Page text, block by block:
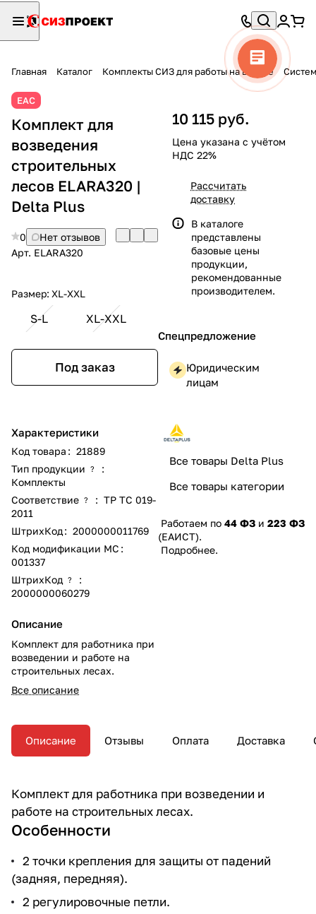
Главная Каталог Комплекты СИЗ для работы на высоте
ЕАС
Комплект для
возведения
строительных
лесов ELARA320 |
Delta Plus
0
Нет отзывов
Арт. ELARA320
Размер: XL-XXL
S-L XL-XXL
Под заказ
Характеристики
Код товара : 21889
Тип продукции
?
:
Комплекты
Соответствие ? : ТР ТС 019-
2011
ШтрихКод: 2000000011769
Код модификации МС :
001337
ШтрихКод ?
:
2000000060279
Описание
Комплект для работника при
возведении и работе на
строительных лесах.
Все описание
10 115 руб.
Цена указана с учётом
НДС 22%
Рассчитать
доставку
В каталоге
представлены
базовые цены
продукции,
рекомендованные
производителем.
Спецпредложение
Юридическим
лицам
Все товары Delta Plus
Все товары категории
Работаем по 44 ФЗ и 223 ФЗ
(ЕАИСТ).
Подробнее.
Описание Отзывы Оплата Доставка
Комплект для работника при возведении и
работе на строительных лесах.
Особенности
2 точки крепления для защиты от падений
(задняя, передняя).
2 регулировочные петли.